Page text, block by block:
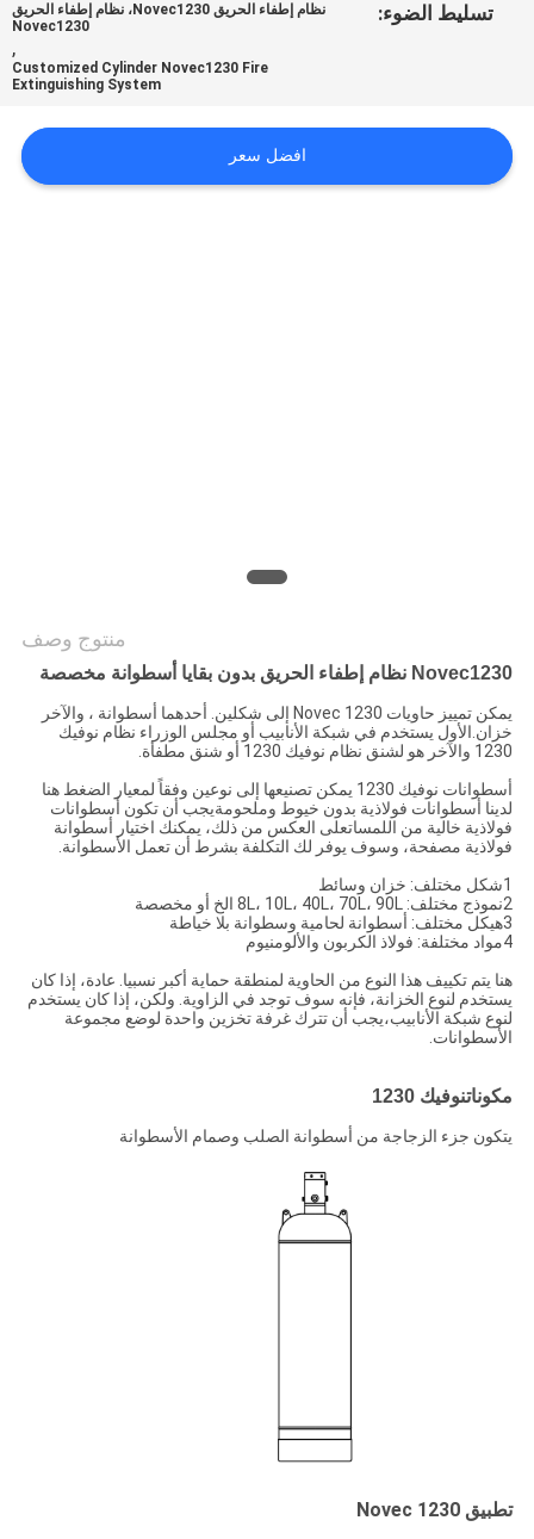
اطلب
خريطة
الموقع
تسليط الضوء:
نظام إطفاء الحريق Novec1230، نظام إطفاء الحريق
Novec1230
,
Customized Cylinder Novec1230 Fire
Extinguishing System
افضل سعر
منتوج وصف
Novec1230 نظام إطفاء الحريق بدون بقايا أسطوانة مخصصة
يمكن تمييز حاويات Novec 1230 إلى شكلين. أحدهما أسطوانة ، والآخر
خزان.الأول يستخدم في شبكة الأنابيب أو مجلس الوزراء نظام نوفيك
1230 والآخر هو لشنق نظام نوفيك 1230 أو شنق مطفأة.
أسطوانات نوفيك 1230 يمكن تصنيعها إلى نوعين وفقاً لمعيار الضغط هنا
لدينا أسطوانات فولاذية بدون خيوط وملحومةيجب أن تكون أسطوانات
فولاذية خالية من اللمساتعلى العكس من ذلك، يمكنك اختيار أسطوانة
فولاذية مصفحة، وسوف يوفر لك التكلفة بشرط أن تعمل الأسطوانة.
1شكل مختلف: خزان وسائط
2نموذج مختلف: 8L، 10L، 40L، 70L، 90L الخ أو مخصصة
3هيكل مختلف: أسطوانة لحامية وسطوانة بلا خياطة
4مواد مختلفة: فولاذ الكربون والألومنيوم
هنا يتم تكييف هذا النوع من الحاوية لمنطقة حماية أكبر نسبيا. عادة، إذا كان
يستخدم لنوع الخزانة، فإنه سوف توجد في الزاوية. ولكن، إذا كان يستخدم
لنوع شبكة الأنابيب،يجب أن تترك غرفة تخزين واحدة لوضع مجموعة
الأسطوانات.
مكوناتنوفيك 1230
يتكون جزء الزجاجة من أسطوانة الصلب وصمام الأسطوانة
تطبيق Novec 1230